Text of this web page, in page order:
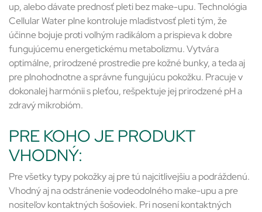
up, alebo dávate prednosť pleti bez make-upu. Technológia
Cellular Water plne kontroluje mladistvosť pleti tým, že
účinne bojuje proti voľným radikálom a prispieva k dobre
fungujúcemu energetickému metabolizmu. Vytvára
optimálne, prirodzené prostredie pre kožné bunky, a teda aj
pre plnohodnotne a správne fungujúcu pokožku. Pracuje v
dokonalej harmónii s pleťou, rešpektuje jej prirodzené pH a
zdravý mikrobióm.
PRE KOHO JE PRODUKT
VHODNÝ:
Pre všetky typy pokožky aj pre tú najcitlivejšiu a podráždenú.
Vhodný aj na odstránenie vodeodolného make-upu a pre
nositeľov kontaktných šošoviek. Pri nosení kontaktných